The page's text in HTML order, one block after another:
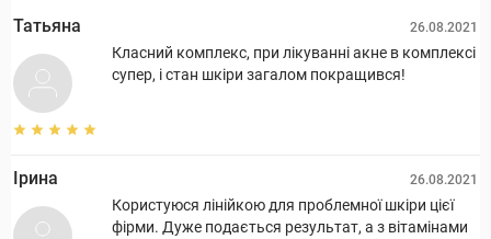
Татьяна 26.08.2021
Класний комплекс, при лікуванні акне в комплексі
супер, і стан шкіри загалом покращився!
Ірина 26.08.2021
Користуюся лінійкою для проблемної шкіри цієї
фірми. Дуже подається результат, а з вітамінами